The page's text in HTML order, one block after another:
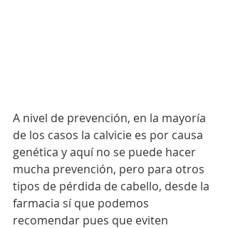
A nivel de prevención, en la mayoría
de los casos la calvicie es por causa
genética y aquí no se puede hacer
mucha prevención, pero para otros
tipos de pérdida de cabello, desde la
farmacia sí que podemos
recomendar pues que eviten